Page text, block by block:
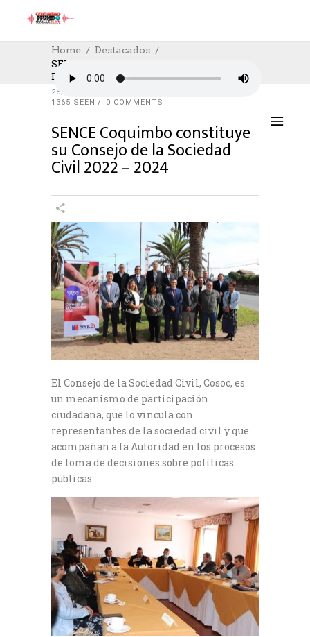
Home
Destacados
SENCE Coquimbo Constituye Su Consejo
De La Sociedad Civil 2022 – 2024
DESTACADOS EDUCACION,SOCIAL
26/04/2022
1365 SEEN
0 COMMENTS
SENCE Coquimbo constituye
su Consejo de la Sociedad
Civil 2022 – 2024
El Consejo de la Sociedad Civil, Cosoc, es
un mecanismo de participación
ciudadana, que lo vincula con
representantes de la sociedad civil y que
acompañan a la Autoridad en los procesos
de toma de decisiones sobre políticas
públicas.